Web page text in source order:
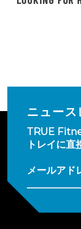
ニュース
TRUE
トレイに直
メールアド